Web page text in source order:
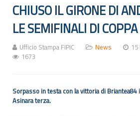
CHIUSO IL GIRONE DI
LE SEMIFINALI DI
Ufficio Stampa FIPIC News
15
1673
Sorpasso in testa con la vittoria di Briantea84
Asinara terza.